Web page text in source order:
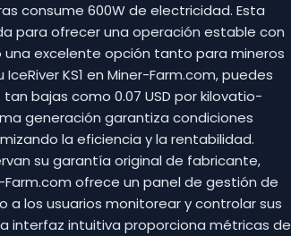
consume 600W de electricidad. Esta
para ofrecer una operación estable con
excelente opción tanto para mineros
KS1 en Miner-Farm.com, puedes
bajas como 0.07 USD por kilovatio-
generación garantiza condiciones
la eficiencia y la rentabilidad.
su garantía original de fabricante,
ofrece un panel de gestión de
los usuarios monitorear y controlar sus
interfaz intuitiva proporciona métricas de